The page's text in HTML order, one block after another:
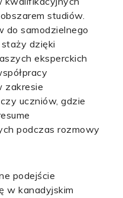
studiów.
do samodzielnego
dzięki
eksperckich
zakresie
uczniów, gdzie
podczas rozmowy
podejście
w kanadyjskim